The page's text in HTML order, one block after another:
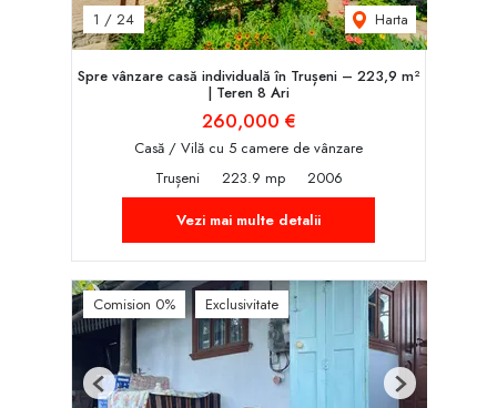
1 / 24 Harta
Spre vânzare casă individuală în Trușeni – 223,9 m²
| Teren 8 Ari
260,000 €
Casă / Vilă cu 5 camere de vânzare
Trușeni
223.9 mp
2006
Vezi mai multe detalii
Comision 0% Exclusivitate
Previous Next